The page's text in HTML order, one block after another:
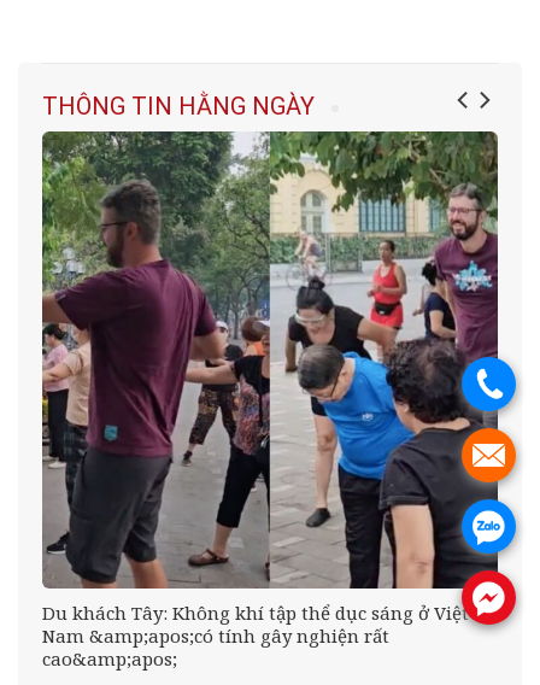
THÔNG TIN HẰNG NGÀY
Du khách Tây: Không khí tập thể dục sáng ở Việt
Nam &amp;apos;có tính gây nghiện rất
cao&amp;apos;
.
.
.
.